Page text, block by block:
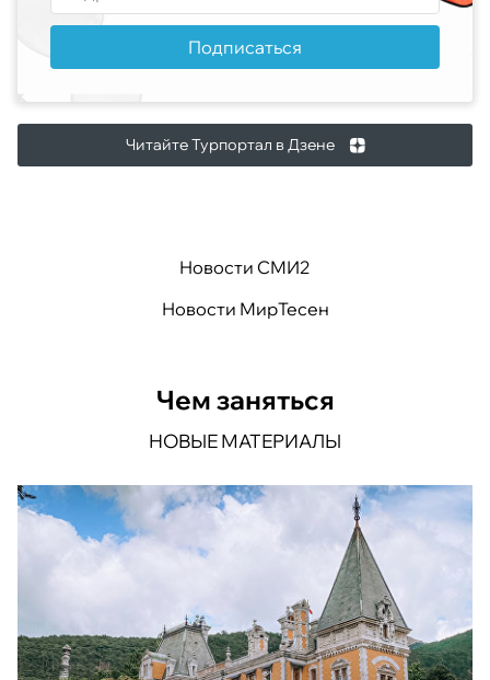
Подписаться
Читайте Турпортал в Дзене
Новости СМИ2
Новости МирТесен
Чем заняться
НОВЫЕ МАТЕРИАЛЫ